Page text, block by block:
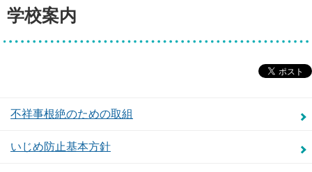
学校案内
不祥事根絶のための取組
いじめ防止基本方針